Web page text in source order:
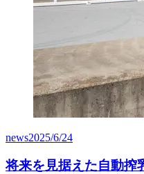
news2025/6/24
将来を見据えた自動搾